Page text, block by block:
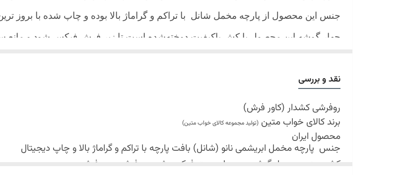
جنس این محصول از پارچه مخمل شانل با تراکم و گراماژ بالا بوده و چاپ شده با بروز
چهار گوشه این محصول با کش باکیفیت دوخته‌شده است تا زیر فرش فیکس شود و
شرایط شستشو:
اولین شستشو ترجیحا خشک شویی شود
شستشو در لباسشویی های خانگی بلامانع می باشد فقط به صورت جدا گانه شسته شود
حداکثر دمای شستشو 30 درجه سانتیگراد (عملیات ملایم)
از پودر های صابونی و آنزیم دار(دانه آبی) استفاده نشود. (بهترین ماده شوینده رنگین
نقد و بررسی
روفرشی کشدار (کاور فرش)
برند کالای خواب متین (تولید مجموعه کالای خواب متین)
محصول ایران
جنس پارچه مخمل ابریشمی نانو (شانل) بافت پارچه با تراکم و گراماژ بالا و چاپ دیجیتال
کش دوزی در چهار گوشه محصول جهت فیکس شدن روفرشی روی فرش